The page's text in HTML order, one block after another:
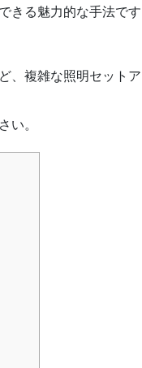
きる魅力的な手法で
、複雑な照明セット
。